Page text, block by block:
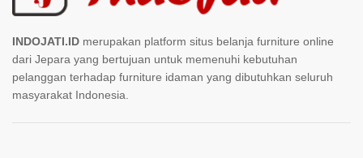
INDOJATI.ID merupakan platform situs belanja furniture online
dari Jepara yang bertujuan untuk memenuhi kebutuhan
pelanggan terhadap furniture idaman yang dibutuhkan seluruh
masyarakat Indonesia.